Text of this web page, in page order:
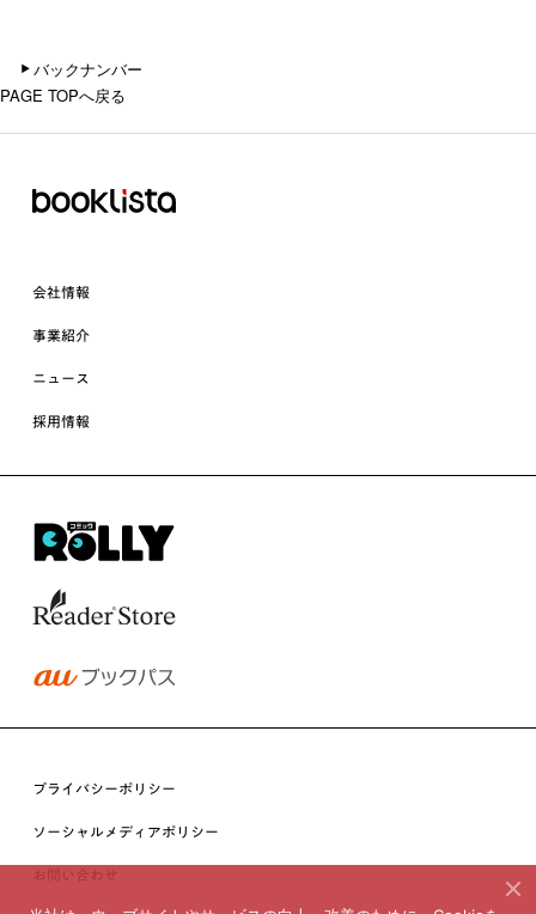
バックナンバー
PAGE TOPへ戻る
会社情報
事業紹介
ニュース
採用情報
プライバシーポリシー
ソーシャルメディアポリシー
お問い合わせ